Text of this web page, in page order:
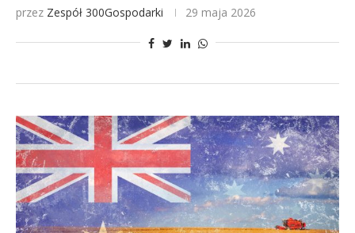
przez Zespół 300Gospodarki 29 maja 2026